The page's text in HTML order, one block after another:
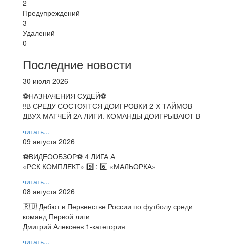
2
Предупреждений
3
Удалений
0
Последние новости
30 июля 2026
⚽НАЗНАЧЕНИЯ СУДЕЙ⚽
‼В СРЕДУ СОСТОЯТСЯ ДОИГРОВКИ 2-Х ТАЙМОВ
ДВУХ МАТЧЕЙ 2А ЛИГИ. КОМАНДЫ ДОИГРЫВАЮТ В
читать...
09 августа 2026
⚽️ВИДЕООБЗОР⚽️ 4 ЛИГА А
«РСК КОМПЛЕКТ» 9️⃣ : 6️⃣ «МАЛЬОРКА»
читать...
08 августа 2026
🇷🇺 Дебют в Первенстве России по футболу среди
команд Первой лиги
Дмитрий Алексеев 1-категория
читать...